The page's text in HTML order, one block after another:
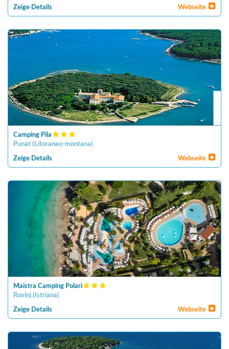
Zeige Details Webseite
Camping Pila
Punat ( Litoraneo-montana)
Zeige Details Webseite
Maistra Camping Polari
Rovinj ( Istriana)
Zeige Details Webseite